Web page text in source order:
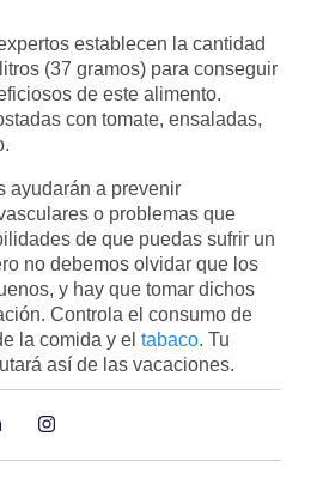
establecen la cantidad
(37 gramos) para conseguir
de este alimento.
con tomate, ensaladas,
ayudarán a prevenir
o problemas que
de que puedas sufrir un
no debemos olvidar que los
y hay que tomar dichos
Controla el consumo de
la comida y el tabaco. Tu
así de las vacaciones.